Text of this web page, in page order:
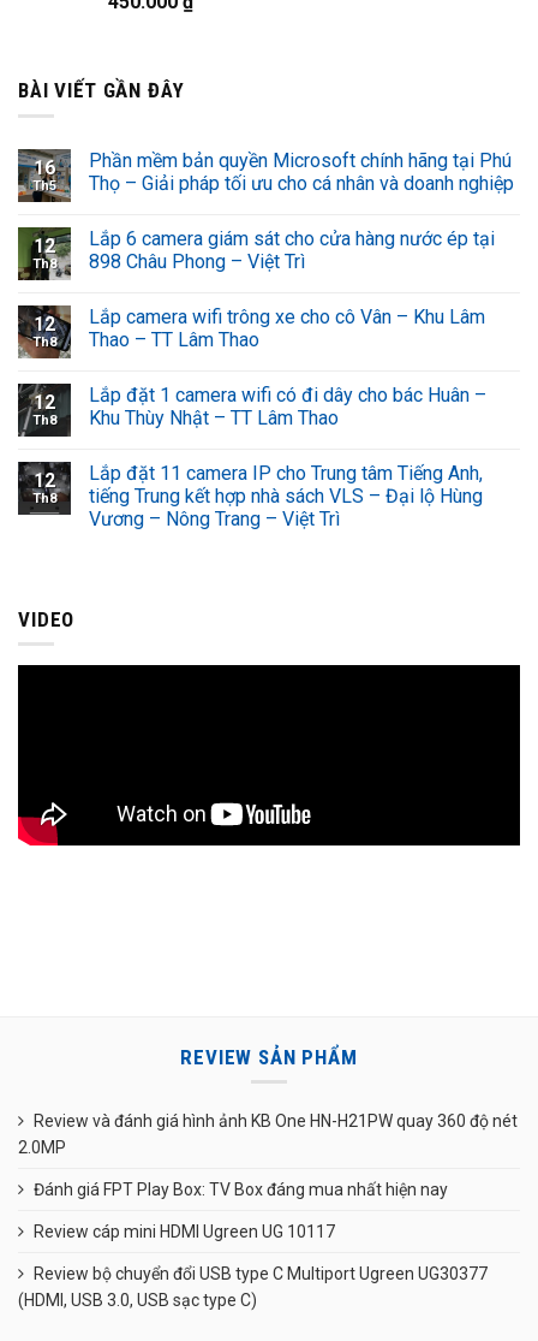
BÀI VIẾT GẦN ĐÂY
16
Th5
Phần mềm bản quyền Microsoft chính hãng tại Phú
Thọ – Giải pháp tối ưu cho cá nhân và doanh nghiệp
12
Th8
Lắp 6 camera giám sát cho cửa hàng nước ép tại
898 Châu Phong – Việt Trì
12
Th8
Lắp camera wifi trông xe cho cô Vân – Khu Lâm
Thao – TT Lâm Thao
12
Th8
Lắp đặt 1 camera wifi có đi dây cho bác Huân –
Khu Thùy Nhật – TT Lâm Thao
12
Th8
Lắp đặt 11 camera IP cho Trung tâm Tiếng Anh,
tiếng Trung kết hợp nhà sách VLS – Đại lộ Hùng
Vương – Nông Trang – Việt Trì
VIDEO
REVIEW SẢN PHẨM
Review và đánh giá hình ảnh KB One HN-H21PW quay 360 độ nét
2.0MP
Đánh giá FPT Play Box: TV Box đáng mua nhất hiện nay
Review cáp mini HDMI Ugreen UG 10117
Review bộ chuyển đổi USB type C Multiport Ugreen UG30377
(HDMI, USB 3.0, USB sạc type C)